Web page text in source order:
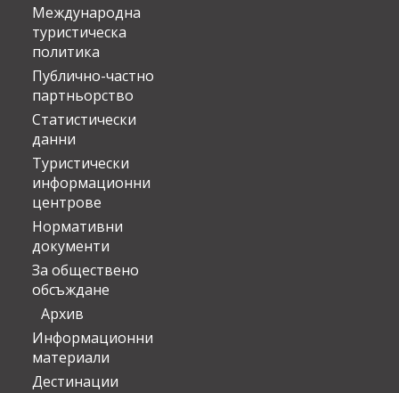
Международна
туристическа
политика
Публично-частно
партньорство
Статистически
данни
Туристически
информационни
центрове
Нормативни
документи
За обществено
обсъждане
Архив
Информационни
материали
Дестинации